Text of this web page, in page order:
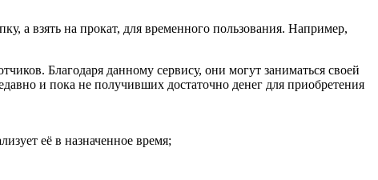
а взять на прокат, для временного пользования. Например,
Благодаря данному сервису, они могут заниматься своей
и пока не получивших достаточно денег для приобретения
её в назначенное время;